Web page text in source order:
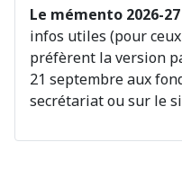
Le mémento 2026-27
infos utiles (pour
préfèrent la version
21 septembre aux
secrétariat ou sur le